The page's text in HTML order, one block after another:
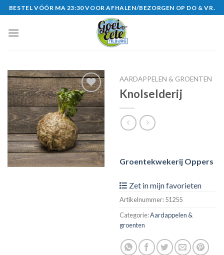
Skip
to
content
BESTEL VÓÓR MA 23:30 VOOR AFHALEN/BEZORGEN OP DO & VR.
Zet in
mijn
favorieten
AARDAPPELEN & GROENTEN
Knolselderij
Groentekwekerij Oppers
Zet in mijn favorieten
Artikelnummer:51255
Categorie:Aardappelen &
groenten